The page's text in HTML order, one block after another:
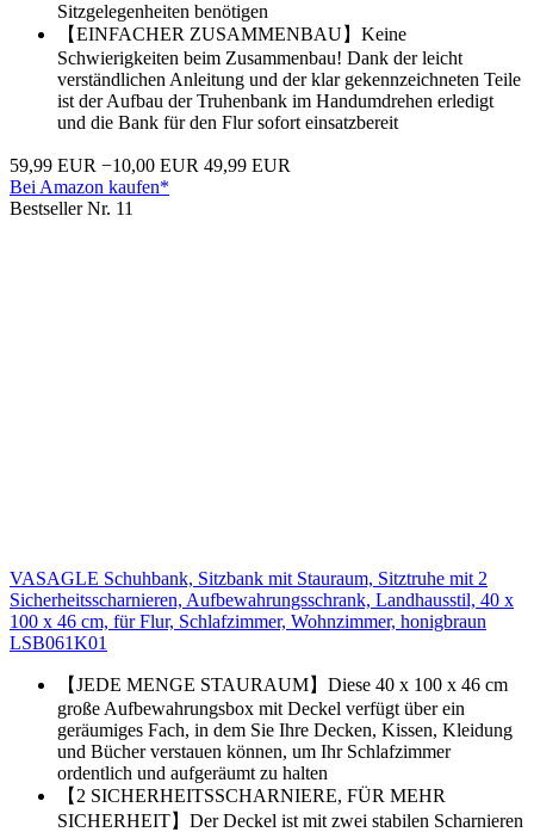
Sitzgelegenheiten benötigen
【EINFACHER ZUSAMMENBAU】Keine
Schwierigkeiten beim Zusammenbau! Dank der leicht
verständlichen Anleitung und der klar gekennzeichneten Teile
ist der Aufbau der Truhenbank im Handumdrehen erledigt
und die Bank für den Flur sofort einsatzbereit
59,99 EUR −10,00 EUR 49,99 EUR
Bei Amazon kaufen*
Bestseller Nr. 11
VASAGLE Schuhbank, Sitzbank mit Stauraum, Sitztruhe mit 2
Sicherheitsscharnieren, Aufbewahrungsschrank, Landhausstil, 40 x
100 x 46 cm, für Flur, Schlafzimmer, Wohnzimmer, honigbraun
LSB061K01
【JEDE MENGE STAURAUM】Diese 40 x 100 x 46 cm
große Aufbewahrungsbox mit Deckel verfügt über ein
geräumiges Fach, in dem Sie Ihre Decken, Kissen, Kleidung
und Bücher verstauen können, um Ihr Schlafzimmer
ordentlich und aufgeräumt zu halten
【2 SICHERHEITSSCHARNIERE, FÜR MEHR
SICHERHEIT】Der Deckel ist mit zwei stabilen Scharnieren